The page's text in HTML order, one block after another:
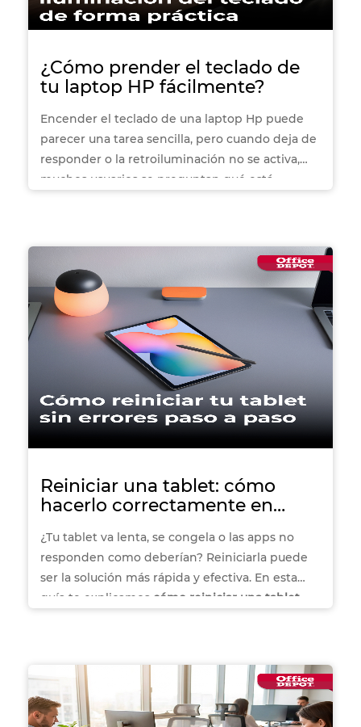
¿Cómo prender el teclado de
tu laptop HP fácilmente?
Encender el teclado de una laptop Hp puede
parecer una tarea sencilla, pero cuando deja de
responder o la retroiluminación no se activa,
muchos usuarios se preguntan qué está
dónde empezar. En esta guía te mostraremos,
paso a paso, cómo revisar, activar y optimizar el
funcionamiento del teclado de tu laptop HP.
Además, encontrarás consejos prácticos,
opciones de periféricos compatibles y
recomendaciones de equipos HP que pueden
ayudarte si buscas una solución temporal o
definitiva.
Reiniciar una tablet: cómo
hacerlo correctamente en
¿Tu tablet va lenta, se congela o las apps no
responden como deberían? Reiniciarla puede
ser la solución más rápida y efectiva. En esta
guía te explicamos cómo reiniciar una tablet
dispositivo te ayuda a mantener su
rendimiento, evitar errores y prolongar su vida
útil. Además, te recomendamos algunos